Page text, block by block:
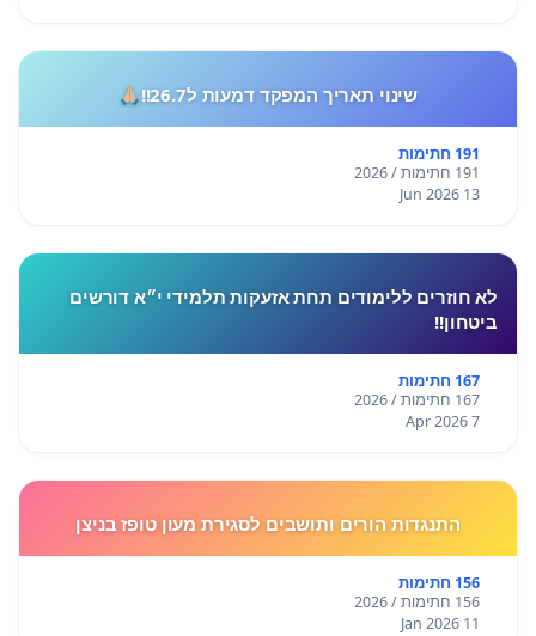
שינוי תאריך המפקד דמעות ל26.7!!🙏🏼
191 חתימות
191 חתימות / 2026
13 Jun 2026
לא חוזרים ללימודים תחת אזעקות תלמידי י״א דורשים
ביטחון!!
167 חתימות
167 חתימות / 2026
7 Apr 2026
התנגדות הורים ותושבים לסגירת מעון טופז בניצן
156 חתימות
156 חתימות / 2026
11 Jan 2026